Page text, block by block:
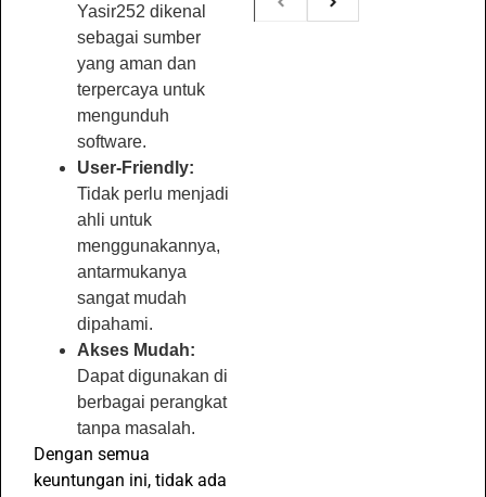
Yasir252 dikenal
sebagai sumber
yang aman dan
terpercaya untuk
mengunduh
software.
User-Friendly:
Tidak perlu menjadi
ahli untuk
menggunakannya,
antarmukanya
sangat mudah
dipahami.
Akses Mudah:
Dapat digunakan di
berbagai perangkat
tanpa masalah.
Dengan semua
keuntungan ini, tidak ada